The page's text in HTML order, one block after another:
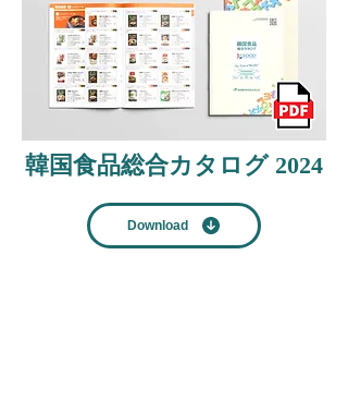
韓国食品総合カタログ 2024
Download